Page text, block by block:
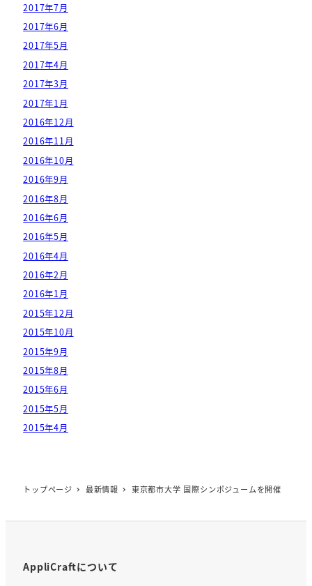
2017年7月
2017年6月
2017年5月
2017年4月
2017年3月
2017年1月
2016年12月
2016年11月
2016年10月
2016年9月
2016年8月
2016年6月
2016年5月
2016年4月
2016年2月
2016年1月
2015年12月
2015年10月
2015年9月
2015年8月
2015年6月
2015年5月
2015年4月
トップページ 最新情報 東京都市大学 国際シンポジュームを開催
AppliCraftについて